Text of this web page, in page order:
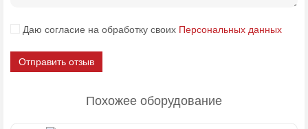
Даю согласие на обработку своих Персональных данных
Отправить отзыв
Похожее оборудование